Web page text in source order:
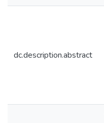
dc.description.abstract